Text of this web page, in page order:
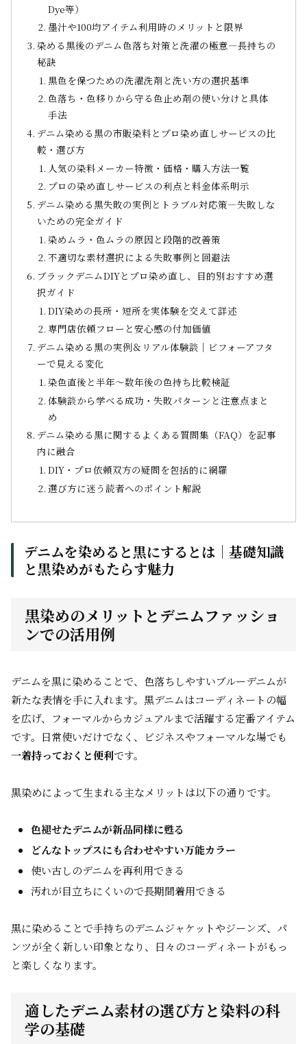
Dye等）
墨汁や100均アイテム利用時のメリットと限界
染める黒後のデニム色落ち対策と洗濯の極意―長持ちの
秘訣
黒色を保つための洗濯洗剤と洗い方の選択基準
色落ち・色移りから守る色止め剤の使い分けと具体
手法
デニム染める黒の市販染料とプロ染め直しサービスの比
較・選び方
人気の染料メーカー特徴・価格・購入方法一覧
プロの染め直しサービスの利点と料金体系明示
デニム染める黒失敗の実例とトラブル対応策―失敗しな
いための完全ガイド
染めムラ・色ムラの原因と段階的改善策
不適切な素材選択による失敗事例と回避法
ブラックデニムDIYとプロ染め直し、目的別おすすめ選
択ガイド
DIY染めの長所・短所を実体験を交えて詳述
専門店依頼フローと安心感の付加価値
デニム染める黒の実例＆リアル体験談｜ビフォーアフタ
ーで見える変化
染色直後と半年〜数年後の色持ち比較検証
体験談から学べる成功・失敗パターンと注意点まと
め
デニム染める黒に関するよくある質問集（FAQ）を記事
内に融合
DIY・プロ依頼双方の疑問を包括的に網羅
選び方に迷う読者へのポイント解説
デニムを染めると黒にするとは｜基礎知識
と黒染めがもたらす魅力
黒染めのメリットとデニムファッショ
ンでの活用例
デニムを黒に染めることで、色落ちしやすいブルーデニムが
新たな表情を手に入れます。黒デニムはコーディネートの幅
を広げ、フォーマルからカジュアルまで活躍する定番アイテム
です。日常使いだけでなく、ビジネスやフォーマルな場でも
一着持っておくと便利です。
黒染めによって生まれる主なメリットは以下の通りです。
色褪せたデニムが新品同様に甦る
どんなトップスにも合わせやすい万能カラー
使い古しのデニムを再利用できる
汚れが目立ちにくいので長期間着用できる
黒に染めることで手持ちのデニムジャケットやジーンズ、パ
ンツが全く新しい印象となり、日々のコーディネートがもっ
と楽しくなります。
適したデニム素材の選び方と染料の科
学の基礎